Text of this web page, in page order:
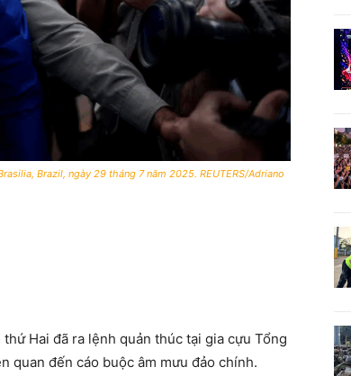
Brazil, ngày 29 tháng 7 năm 2025. REUTERS/Adriano
Hai đã ra lệnh quản thúc tại gia cựu Tổng
quan đến cáo buộc âm mưu đảo chính.